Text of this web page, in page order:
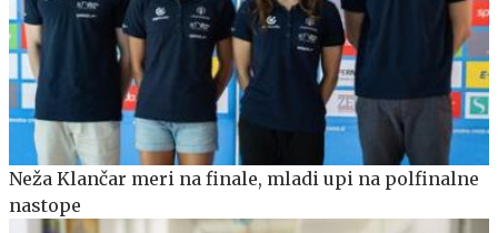
Neža Klančar meri na finale, mladi upi na polfinalne
nastope